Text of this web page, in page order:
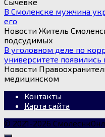
В Смоленске мужчина
его
Новости Житель
подсудимых
В уголовном деле по
университете
Новости
медицинском
Контакты
Карта сайта
© 2021-2026